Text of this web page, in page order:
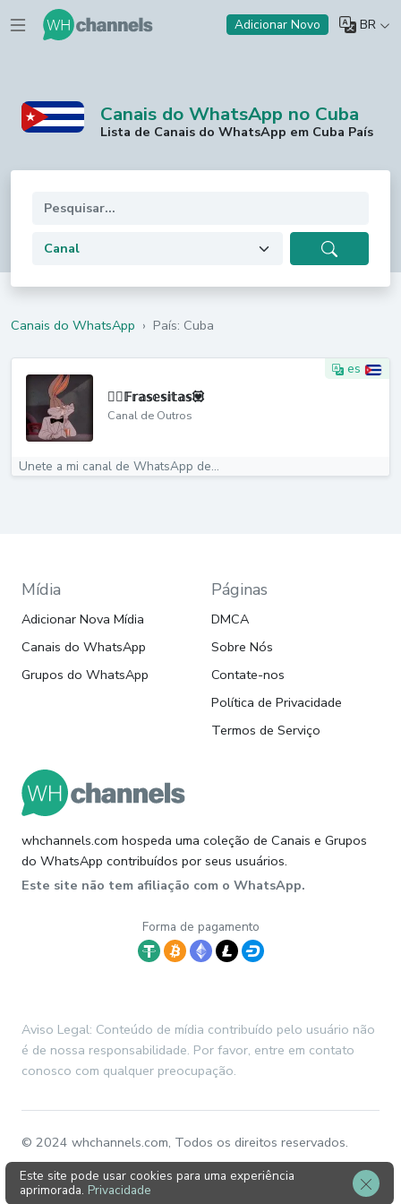
Adicionar Novo BR
Canais do WhatsApp no Cuba
Lista de Canais do WhatsApp em Cuba País
Canais do WhatsApp › País: Cuba
es
🙂‍↕️𝔽𝕣𝕒𝕤𝕖𝕤𝕚𝕥𝕒𝕤💟
Canal de Outros
Unete a mi canal de WhatsApp de...
Mídia
Adicionar Nova Mídia
Canais do WhatsApp
Grupos do WhatsApp
Páginas
DMCA
Sobre Nós
Contate-nos
Política de Privacidade
Termos de Serviço
whchannels.com hospeda uma coleção de Canais e Grupos
do WhatsApp contribuídos por seus usuários.
Este site não tem afiliação com o WhatsApp.
Forma de pagamento
Aviso Legal: Conteúdo de mídia contribuído pelo usuário não
é de nossa responsabilidade. Por favor, entre em contato
conosco com qualquer preocupação.
© 2024 whchannels.com, Todos os direitos reservados.
Este site pode usar cookies para uma experiência
aprimorada. Privacidade